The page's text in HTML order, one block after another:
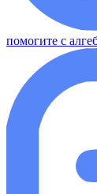
помогите с